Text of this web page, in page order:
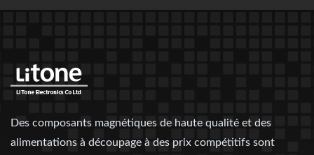
Des composants magnétiques de haute qualité et des
alimentations à découpage à des prix compétitifs sont